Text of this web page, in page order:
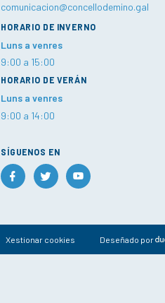
comunicacion@concellodemino.gal
HORARIO DE INVERNO
Luns a venres
9:00 a 15:00
HORARIO DE VERÁN
Luns a venres
9:00 a 14:00
SÍGUENOS EN
Xestionar cookies Deseñado por